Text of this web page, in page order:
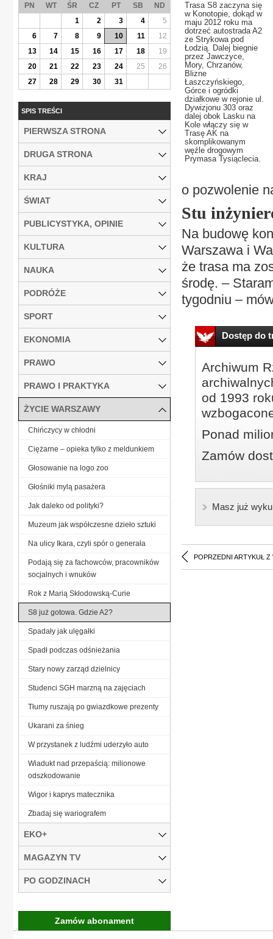
Trasa S8 zaczyna się
w Konotopie, dokąd w
maju 2012 roku ma
dotrzeć autostrada A2
ze Strykowa pod
Łodzią. Dalej biegnie
przez Jawczyce,
Mory, Chrzanów,
Blizne
Łaszczyńskiego,
Górce i ogródki
działkowe w rejonie ul.
Dywizjonu 303 oraz
dalej obok Lasku na
Kole włączy się w
Trasę AK na
skomplikowanym
węźle drogowym
Prymasa Tysiąclecia.
o pozwolenie
Stu
Na budowę
Warszawa i
że trasa ma
środę. –
tygodniu –
Dostęp do
Archiwum
od 1993
Ponad
Zamów
Masz już
POPRZEDNI ARTYKUŁ Z
PN WT ŚR CZ PT SB
ND
1
2 3 4
5
6
7 8 9 10 11
12
13
14 15 16 17 18
19
20
21 22 23 24 25
26
27
28 29 30 31
SPIS TREŚCI
PIERWSZA STRONA
DRUGA STRONA
KRAJ
ŚWIAT
PUBLICYSTYKA, OPINIE
KULTURA
NAUKA
PODRÓŻE
SPORT
EKONOMIA
PRAWO
PRAWO I PRAKTYKA
ŻYCIE WARSZAWY
Chińczycy w chłodni
Ciężarne – opieka tylko z meldunkiem
Głosowanie na logo zoo
Głośniki mylą pasażera
Jak daleko od polityki?
Muzeum jak współczesne dzieło sztuki
Na ulicy Ikara, czyli spór o generała
Podają się za fachowców, pracowników
socjalnych i wnuków
Rok z Marią Skłodowską-Curie
S8 już gotowa. Gdzie A2?
Spadały jak ulęgałki
Spadł podczas odśnieżania
Stary nowy zarząd dzielnicy
Studenci SGH marzną na zajęciach
Tłumy ruszają po gwiazdkowe prezenty
Ukarani za śnieg
W przystanek z ludźmi uderzyło auto
Wiadukt nad przepaścią: milionowe
odszkodowanie
Wigor i kaprys matecznika
Zbadaj się wariografem
EKO+
MAGAZYN TV
PO GODZINACH
Zamów abonament